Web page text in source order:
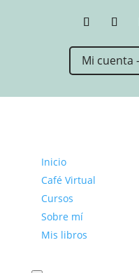
Mi cuenta
Inicio
Café Virtual
Cursos
Sobre mí
Mis libros